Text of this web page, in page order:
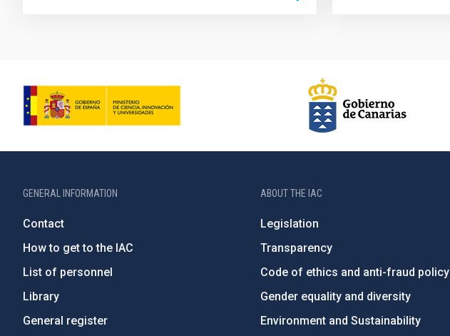
GENERAL INFORMATION
Contact
How to get to the IAC
List of personnel
Library
General register
ABOUT THE IAC
Legislation
Transparency
Code of ethics and anti-fraud policy
Gender equality and diversity
Environment and Sustainability